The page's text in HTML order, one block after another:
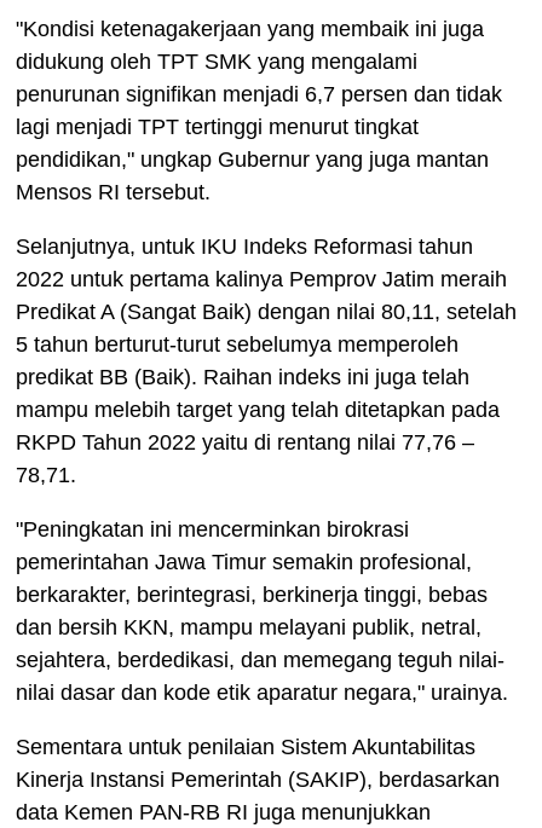
"Kondisi ketenagakerjaan yang membaik ini juga
didukung oleh TPT SMK yang mengalami
penurunan signifikan menjadi 6,7 persen dan tidak
lagi menjadi TPT tertinggi menurut tingkat
pendidikan," ungkap Gubernur yang juga mantan
Mensos RI tersebut.
Selanjutnya, untuk IKU Indeks Reformasi tahun
2022 untuk pertama kalinya Pemprov Jatim meraih
Predikat A (Sangat Baik) dengan nilai 80,11, setelah
5 tahun berturut-turut sebelumya memperoleh
predikat BB (Baik). Raihan indeks ini juga telah
mampu melebih target yang telah ditetapkan pada
RKPD Tahun 2022 yaitu di rentang nilai 77,76 –
78,71.
"Peningkatan ini mencerminkan birokrasi
pemerintahan Jawa Timur semakin profesional,
berkarakter, berintegrasi, berkinerja tinggi, bebas
dan bersih KKN, mampu melayani publik, netral,
sejahtera, berdedikasi, dan memegang teguh nilai-
nilai dasar dan kode etik aparatur negara," urainya.
Sementara untuk penilaian Sistem Akuntabilitas
Kinerja Instansi Pemerintah (SAKIP), berdasarkan
data Kemen PAN-RB RI juga menunjukkan